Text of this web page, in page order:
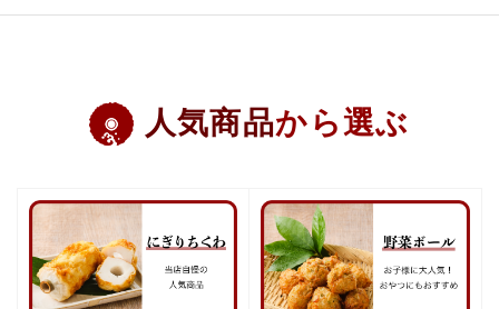
人気商品から選ぶ